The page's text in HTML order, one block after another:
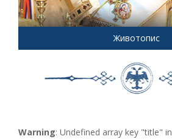
Животопис
Warning: Undefined array key "title" in